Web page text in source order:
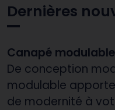
Dernières
Canapé
De conception
modulable
de modernité à